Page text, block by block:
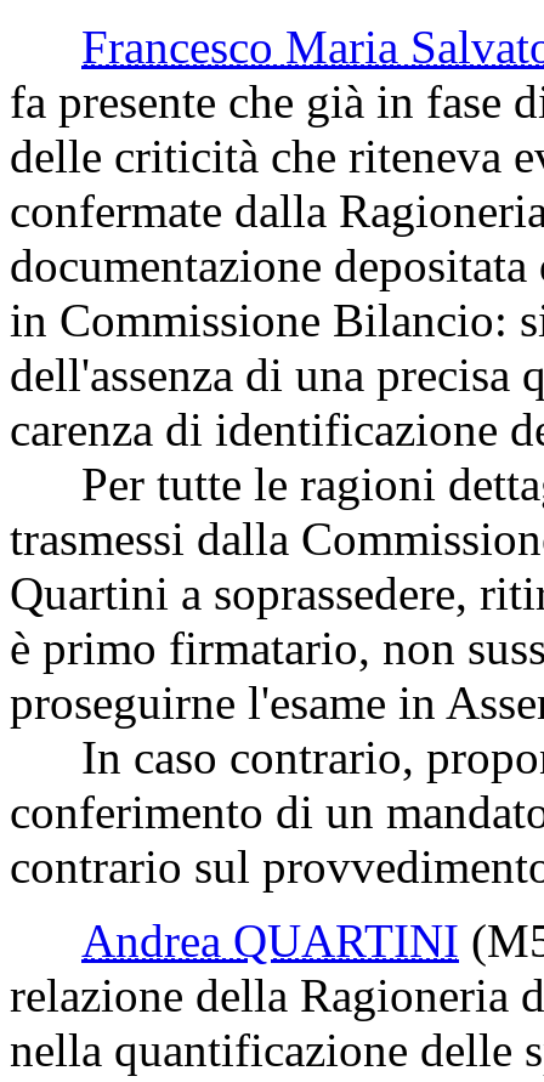
Francesco Maria
fa presente che già in fase
delle criticità che riteneva
confermate dalla
documentazione
in Commissione Bilancio:
dell'assenza di una precisa
carenza di identificazione
Per tutte le ragioni
trasmessi dalla
Quartini a soprassedere,
è primo firmatario, non
proseguirne l'esame in
In caso contrario,
conferimento di un
contrario sul
Andrea QUARTINI
relazione della Ragioneria
nella quantificazione delle